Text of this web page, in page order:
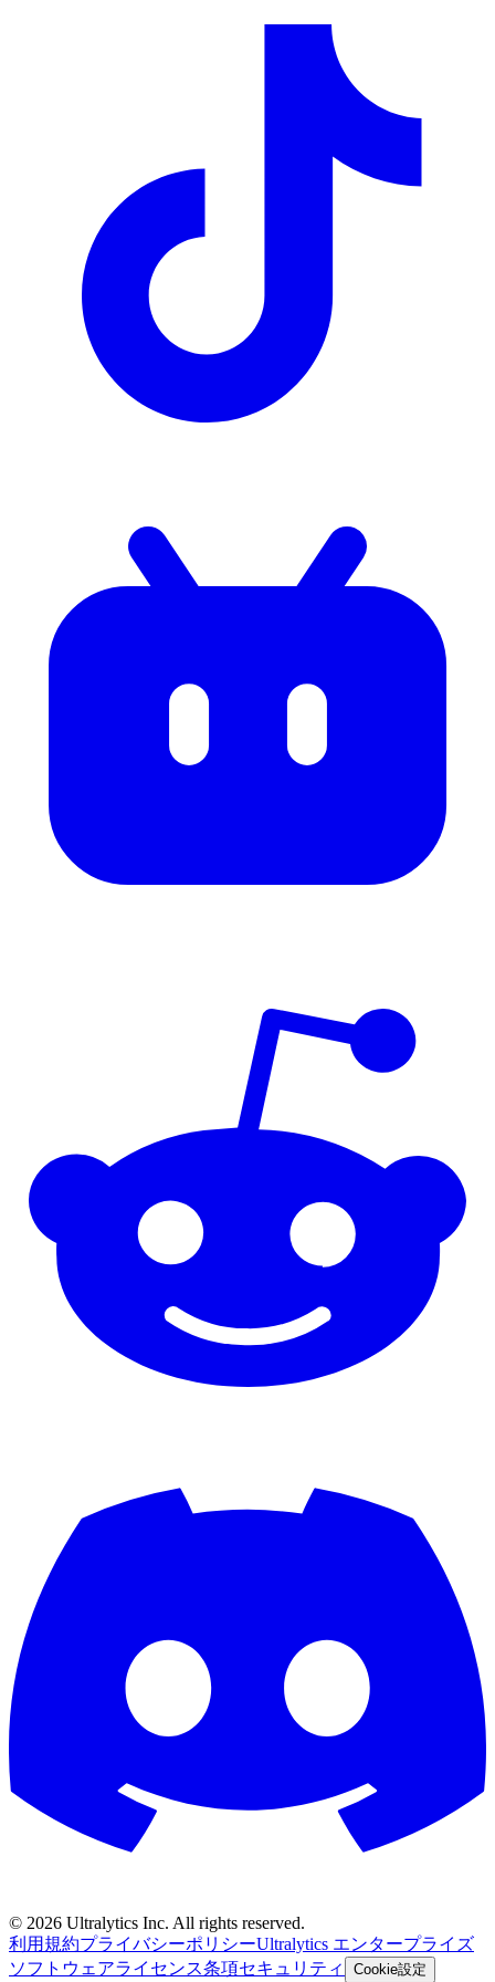
© 2026 Ultralytics Inc. All rights reserved.
利用規約プライバシーポリシーUltralytics エンタープライズ
ソフトウェアライセンス条項セキュリティ
Cookie設定